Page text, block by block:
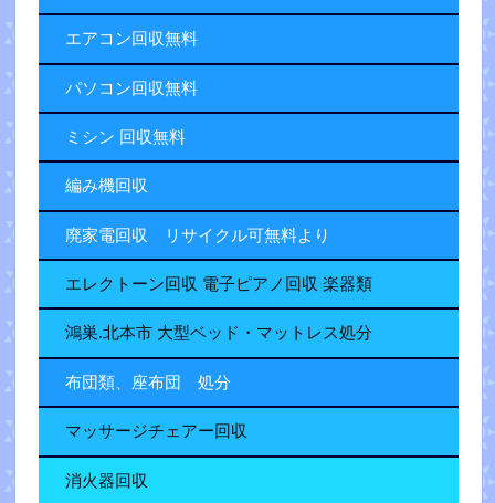
エアコン回収無料
パソコン回収無料
ミシン 回収無料
編み機回収
廃家電回収 リサイクル可無料より
エレクトーン回収 電子ピアノ回収 楽器類
鴻巣.北本市 大型ベッド・マットレス処分
布団類、座布団 処分
マッサージチェアー回収
消火器回収